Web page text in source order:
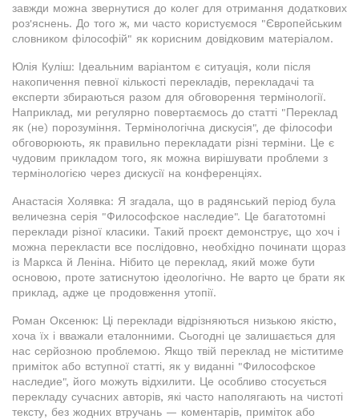
завжди можна звернутися до колег для отримання додаткових
роз'яснень. До того ж, ми часто користуємося "Європейським
словником філософій" як корисним довідковим матеріалом.
Юлія Куліш: Ідеальним варіантом є ситуація, коли після
накопичення певної кількості перекладів, перекладачі та
експерти збираються разом для обговорення термінології.
Наприклад, ми регулярно повертаємось до статті "Переклад
як (не) порозуміння. Термінологічна дискусія", де філософи
обговорюють, як правильно перекладати різні терміни. Це є
чудовим прикладом того, як можна вирішувати проблеми з
термінологією через дискусії на конференціях.
Анастасія Холявка: Я згадала, що в радянський період була
величезна серія "Философское наследие". Це багатотомні
переклади різної класики. Такий проєкт демонструє, що хоч і
можна перекласти все послідовно, необхідно починати щораз
із Маркса й Леніна. Нібито це переклад, який може бути
основою, проте затиснутою ідеологічно. Не варто це брати як
приклад, адже це продовження утопії.
Роман Оксенюк: Ці переклади відрізняються низькою якістю,
хоча їх і вважали еталонними. Сьогодні це залишається для
нас серйозною проблемою. Якщо твій переклад не міститиме
приміток або вступної статті, як у виданні "Философское
наследие", його можуть відхилити. Це особливо стосується
перекладу сучасних авторів, які часто наполягають на чистоті
тексту, без жодних втручань — коментарів, приміток або